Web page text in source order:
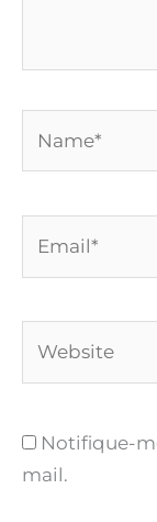
Notifique-
mail.